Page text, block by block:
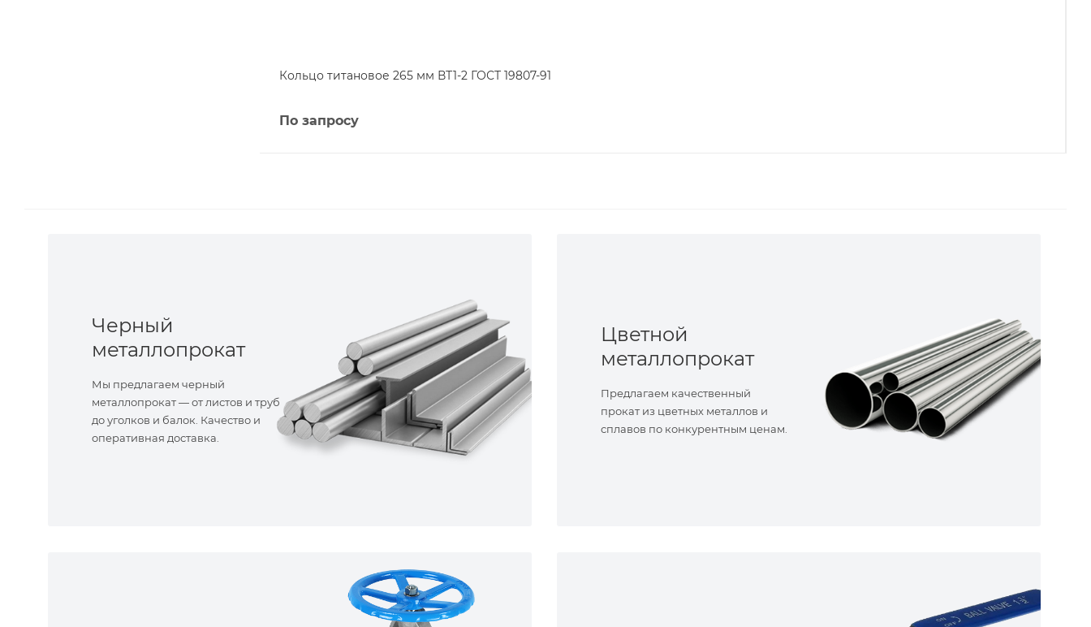
Кольцо титановое 265 мм ВТ1-2 ГОСТ 19807-91
По запросу
Черный
металлопрокат
Мы предлагаем черный
металлопрокат — от листов и труб
до уголков и балок. Качество и
оперативная доставка.
Цветной
металлопрокат
Предлагаем качественный
прокат из цветных металлов и
сплавов по конкурентным ценам.